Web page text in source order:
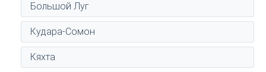
Большой Луг
Кудара-Сомон
Кяхта